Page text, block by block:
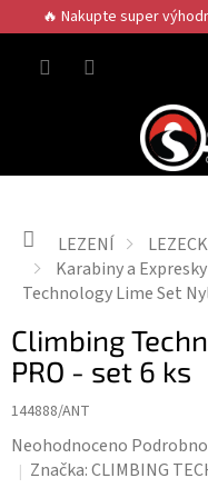
na
obsah
🔥 Nakupte super
Domů
LEZENÍ
Karabiny a Expresky
Technology Lime Set
Climbing
PRO - set 6 ks
144888/ANT
Průměrné
hodnocení
Neohodnoceno
Značka:CLIMBING